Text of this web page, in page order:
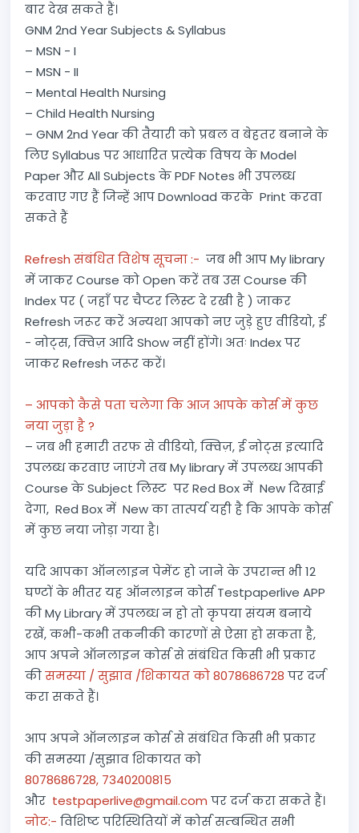
बार देख सकते हैं।
GNM 2nd Year Subjects & Syllabus
– MSN - I
– MSN - II
– Mental Health Nursing
– Child Health Nursing
– GNM 2nd Year की तैयारी को प्रबल व बेहतर बनाने के
लिए Syllabus पर आधारित प्रत्येक विषय के Model
Paper और All Subjects के PDF Notes भी उपलब्ध
करवाए गए हैं जिन्हें आप Download करके Print करवा
सकते हैं
Refresh संबंधित विशेष सूचना :- जब भी आप My library
में जाकर Course को Open करें तब उस Course की
Index पर ( जहाँ पर चैप्टर लिस्ट दे रखी है ) जाकर
Refresh जरूर करें अन्यथा आपको नए जुड़े हुए वीडियो, ई
- नोट्स, क्विज़ आदि Show नहीं होंगे। अतः Index पर
जाकर Refresh जरूर करें।
– आपको कैसे पता चलेगा कि आज आपके कोर्स में कुछ
नया जुड़ा है ?
– जब भी हमारी तरफ से वीडियो, क्विज़, ई नोट्स इत्यादि
उपलब्ध करवाए जाएंगे तब My library में उपलब्ध आपकी
Course के Subject लिस्ट पर Red Box में New दिखाई
देगा, Red Box में New का तात्पर्य यही है कि आपके कोर्स
में कुछ नया जोड़ा गया है।
यदि आपका ऑनलाइन पेमेंट हो जाने के उपरान्त भी 12
घण्टों के भीतर यह ऑनलाइन कोर्स Testpaperlive APP
की My Library में उपलब्ध न हो तो कृपया संयम बनाये
रखें, कभी-कभी तकनीकी कारणों से ऐसा हो सकता है,
आप अपने ऑनलाइन कोर्स से संबंधित किसी भी प्रकार
कीसमस्या / सुझाव /शिकायत को 8078686728 पर दर्ज
करा सकते हैं।
आप अपने ऑनलाइन कोर्स से संबंधित किसी भी प्रकार
की समस्या /सुझाव शिकायत को
8078686728, 7340200815
और testpaperlive@gmail.com पर दर्ज करा सकते हैं।
नोट:- विशिष्ट परिस्थितियों में कोर्स सम्बन्धित सभी